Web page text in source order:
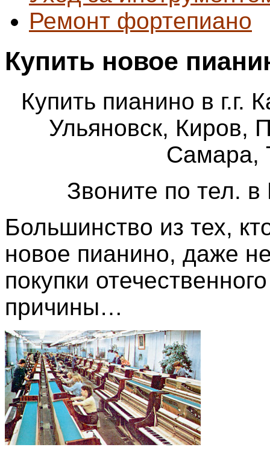
Ремонт фортепиано
Купить новое
Купить пианино в
Ульяновск, Киров,
Самара,
Звоните по тел.
Большинство из тех,
новое пианино, даже
покупки
причины…